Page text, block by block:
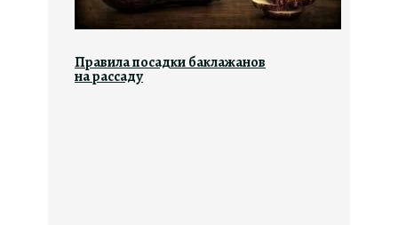
Правила посадки баклажанов
на рассаду